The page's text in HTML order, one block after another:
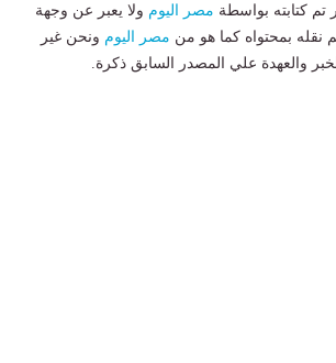
تم كتابته بواسطة مصر اليوم ولا يعبر عن وجهة
نقله بمحتواه كما هو من مصر اليوم ونحن غير
والعهدة علي المصدر السابق ذكرة.